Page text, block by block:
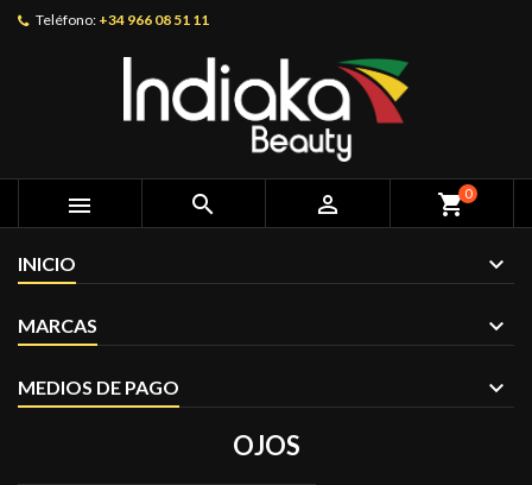
Teléfono: +34 966 08 51 11
   shopping_cart0
INICIO
MARCAS
MEDIOS DE PAGO
OJOS